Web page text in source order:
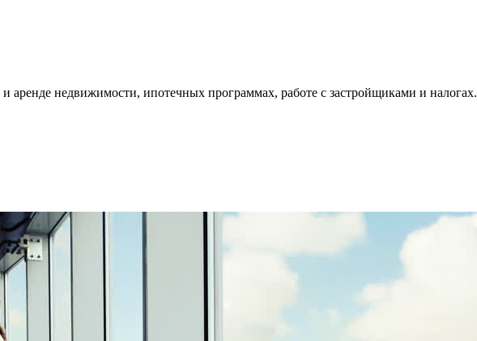
недвижимости, ипотечных программах, работе с застройщиками и налогах.